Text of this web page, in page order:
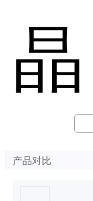
晶
产品对比